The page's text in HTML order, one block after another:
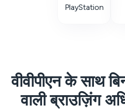
PlayStation
वीवीपीएन के साथ
वाली ब्राउज़िंग